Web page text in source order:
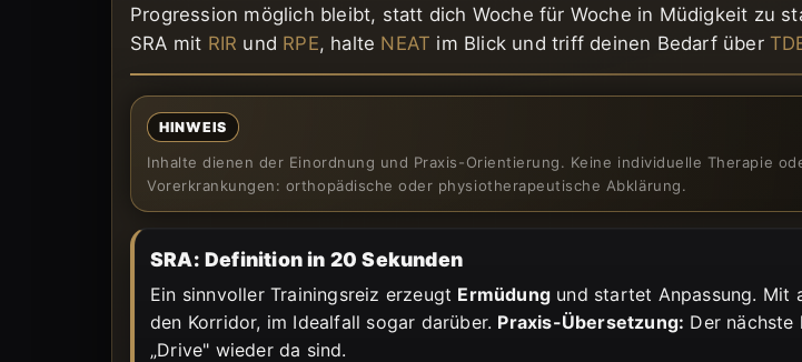
Progression möglich bleibt, statt dich Woche für Woche in Müdigkeit zu
SRA mit RIR und RPE, halte NEAT im Blick und triff deinen Bedarf über
HINWEIS
Inhalte dienen der Einordnung und Praxis-Orientierung. Keine individuelle Therapie
Vorerkrankungen: orthopädische oder physiotherapeutische Abklärung.
SRA: Definition in 20 Sekunden
Ein sinnvoller Trainingsreiz erzeugt Ermüdung und startet Anpassung. Mit
den Korridor, im Idealfall sogar darüber. Praxis-Übersetzung: Der nächste
„Drive" wieder da sind.